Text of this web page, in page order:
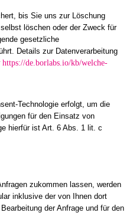
bis Sie uns zur Löschung
löschen oder der Zweck für
gesetzliche
Details zur Datenverarbeitung
https://de.borlabs.io/kb/welche-
Technologie erfolgt, um die
für den Einsatz von
hierfür ist Art. 6 Abs. 1 lit. c
zukommen lassen, werden
inklusive der von Ihnen dort
der Anfrage und für den